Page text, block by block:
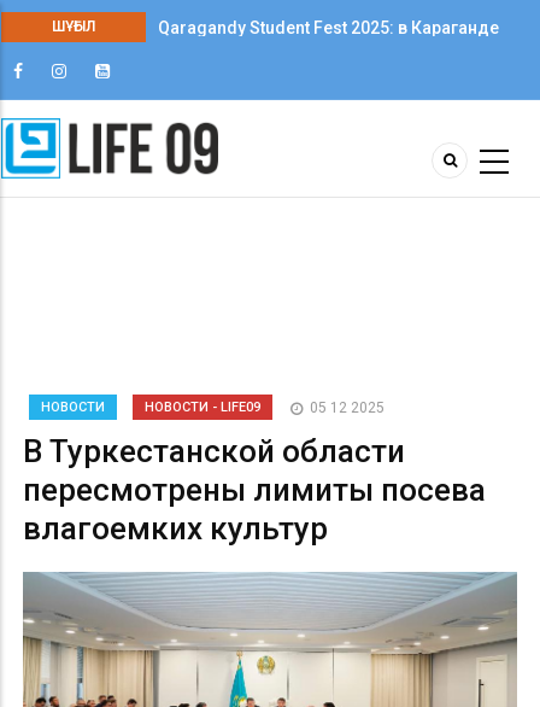
ШҰҒЫЛ
впервые прошёл фестиваль студенческого
НОВОСТИ НОВОСТИ - LIFE09 05 12 2025
В Туркестанской области
пересмотрены лимиты посева
влагоемких культур